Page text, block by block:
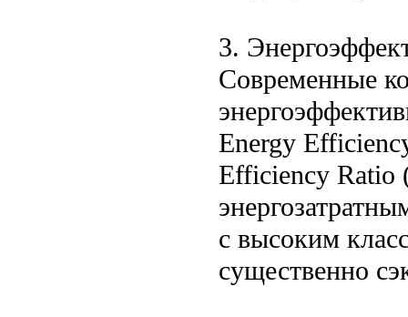
3.
Современные
Energy
Efficiency Ratio
с высоким
существенно